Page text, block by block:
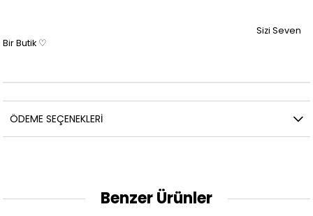
Sizi Seven
Bir Butik ♡
ÖDEME SEÇENEKLERI
Benzer Ürünler